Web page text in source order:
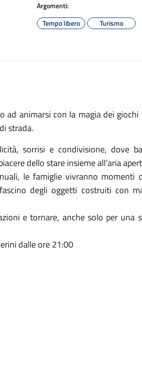
Argomenti:
Tempo libero
Turismo
ad animarsi con la magia dei
strada.
sorrisi e condivisione, dove
dello stare insieme all’aria
le famiglie vivranno momenti
degli oggetti costruiti con
e tornare, anche solo per una
dalle ore 21:00